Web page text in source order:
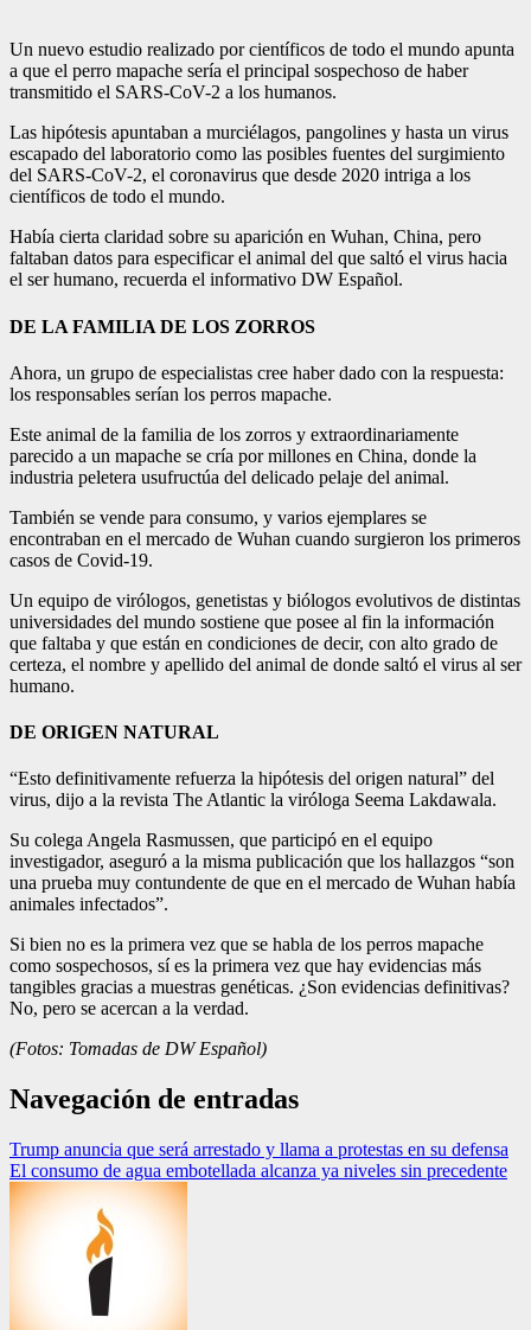
Un nuevo estudio realizado por científicos de todo el mundo apunta
a que el perro mapache sería el principal sospechoso de haber
transmitido el SARS-CoV-2 a los humanos.
Las hipótesis apuntaban a murciélagos, pangolines y hasta un virus
escapado del laboratorio como las posibles fuentes del surgimiento
del SARS-CoV-2, el coronavirus que desde 2020 intriga a los
científicos de todo el mundo.
Había cierta claridad sobre su aparición en Wuhan, China, pero
faltaban datos para especificar el animal del que saltó el virus hacia
el ser humano, recuerda el informativo DW Español.
DE LA FAMILIA DE LOS ZORROS
Ahora, un grupo de especialistas cree haber dado con la respuesta:
los responsables serían los perros mapache.
Este animal de la familia de los zorros y extraordinariamente
parecido a un mapache se cría por millones en China, donde la
industria peletera usufructúa del delicado pelaje del animal.
También se vende para consumo, y varios ejemplares se
encontraban en el mercado de Wuhan cuando surgieron los primeros
casos de Covid-19.
Un equipo de virólogos, genetistas y biólogos evolutivos de distintas
universidades del mundo sostiene que posee al fin la información
que faltaba y que están en condiciones de decir, con alto grado de
certeza, el nombre y apellido del animal de donde saltó el virus al ser
humano.
DE ORIGEN NATURAL
“Esto definitivamente refuerza la hipótesis del origen natural” del
virus, dijo a la revista The Atlantic la viróloga Seema Lakdawala.
Su colega Angela Rasmussen, que participó en el equipo
investigador, aseguró a la misma publicación que los hallazgos “son
una prueba muy contundente de que en el mercado de Wuhan había
animales infectados”.
Si bien no es la primera vez que se habla de los perros mapache
como sospechosos, sí es la primera vez que hay evidencias más
tangibles gracias a muestras genéticas. ¿Son evidencias definitivas?
No, pero se acercan a la verdad.
(Fotos: Tomadas de DW Español)
Navegación de entradas
Trump anuncia que será arrestado y llama a protestas en su defensa
El consumo de agua embotellada alcanza ya niveles sin precedente